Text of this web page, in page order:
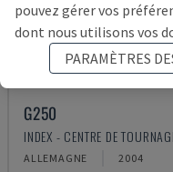
G250
INDEX - CENTRE DE
ALLEMAGNE 2004
pouvez gérer vos
dont nous utilisons vos
PARAMÈTRES